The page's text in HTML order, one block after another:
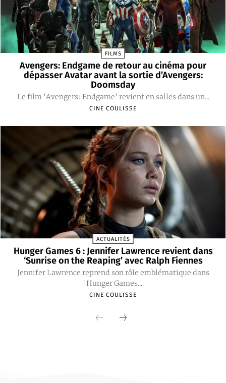
FILMS
Avengers: Endgame de retour au cinéma pour
dépasser Avatar avant la sortie d’Avengers:
Doomsday
Le film 'Avengers: Endgame' revient en salles dans un...
CINE COULISSE
ACTUALITÉS
Hunger Games 6 : Jennifer Lawrence revient dans
‘Sunrise on the Reaping’ avec Ralph Fiennes
Jennifer Lawrence reprend son rôle emblématique dans
'Hunger Games...
CINE COULISSE